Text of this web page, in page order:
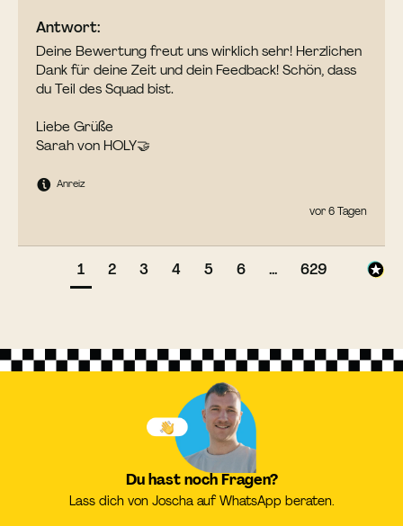
Antwort:
Deine Bewertung freut uns wirklich sehr! Herzlichen
Dank für deine Zeit und dein Feedback! Schön, dass
du Teil des Squad bist.
Liebe Grüße
Sarah von HOLY🤝
Anreiz
vor 6 Tagen
1 2 3 4 5 6 ... 629
Du hast noch Fragen?
Lass dich von Joscha auf WhatsApp beraten.